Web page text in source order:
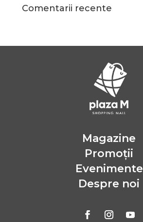
Comentarii recente
Magazine
Promoții
Evenimente
Despre noi